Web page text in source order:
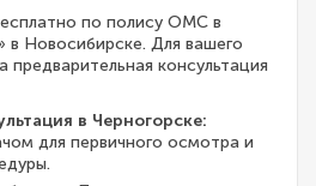
по полису ОМС в
в Новосибирске. Для вашего
предварительная консультация
в Черногорске:
для первичного осмотра и